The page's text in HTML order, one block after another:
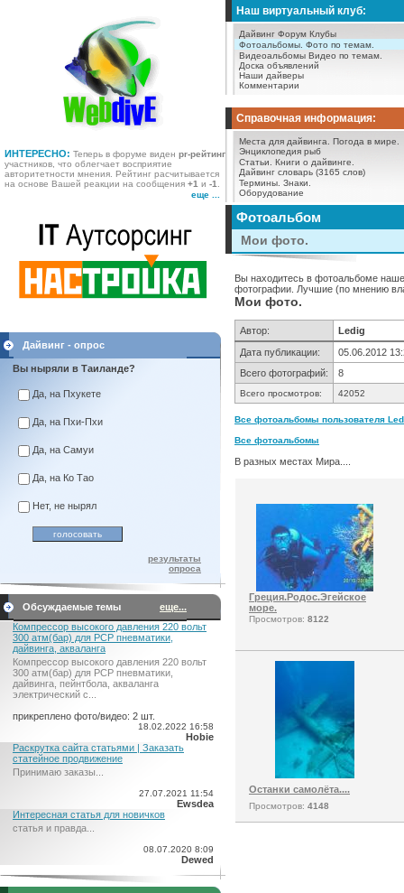
ИНТЕРЕСНО: Теперь в форуме виден pr-рейтинг
участников, что облегчает восприятие
авторитетности мнения. Рейтинг расчитывается
на основе Вашей реакции на сообщения +1 и -1
еще ...
Наш виртуальный клуб:
Дайвинг Форум Клубы
Фотоальбомы. Фото по темам.
Видеоальбомы Видео по темам.
Доска объявлений
Наши дайверы
Комментарии
Справочная информация:
Места для дайвинга.
Погода в мире.
Энциклопедия рыб
Статьи.
Книги о дайвинге.
Дайвинг словарь (3165 слов)
Термины. Знаки.
Оборудование
Дайвинг - опрос
Вы ныряли в Таиланде?
Да, на Пхукете
Да, на Пхи-Пхи
Да, на Самуи
Да, на Ко Тао
Нет, не нырял
результаты
опроса
Обсуждаемые темы
еще...
Компрессор высокого давления 220 вольт
300 атм(бар) для PCP пневматики,
дайвинга, акваланга
Компрессор высокого давления 220 вольт
300 атм(бар) для PCP пневматики,
дайвинга, пейнтбола, акваланга
электрический c...
прикреплено фото/видео: 2 шт.
18.02.2022 16:58
Hobie
Раскрутка сайта статьями | Заказать
статейное продвижение
Принимаю заказы...
27.07.2021 11:54
Ewsdea
Интересная статья для новичков
статья и правда...
08.07.2020 8:09
Dewed
Фотоальбом
Мои фото.
Вы находитесь в фотоальбоме
фотографии. Лучшие (по мнению
Мои фото.
Автор:
Ledig
Дата публикации:
05.06.2012
Всего фотографий:
8
Всего просмотров: 42052
Все фотоальбомы пользователя
Все фотоальбомы
В разных местах Мира....
Греция.Родос.Эгейское
море.
Просмотров: 8122
Останки самолёта....
Просмотров: 4148